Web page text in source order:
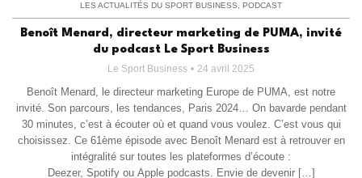
LES ACTUALITÉS DU SPORT BUSINESS
PODCAST
Benoît Menard, directeur marketing de PUMA, invité
du podcast Le Sport Business
Le Sport Business 24 avril 2025
Benoît Menard, le directeur marketing Europe de PUMA, est notre
invité. Son parcours, les tendances, Paris 2024… On bavarde pendant
30 minutes, c’est à écouter où et quand vous voulez. C’est vous qui
choisissez. Ce 61ème épisode avec Benoît Menard est à retrouver en
intégralité sur toutes les plateformes d’écoute :
Deezer, Spotify ou Apple podcasts. Envie de devenir […]